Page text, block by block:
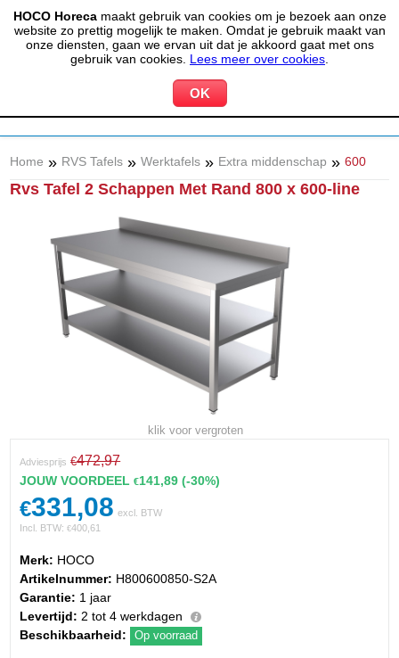
HOCO Horecamaakt gebruik van cookies om je bezoek aan onze
website zo prettig mogelijk te maken. Omdat je gebruik maakt van
onze diensten, gaan we ervan uit dat je akkoord gaat met ons
gebruik van cookies. Lees meer over cookies
(020) 497 6325 info@hocohoreca.nl
MIJN ACCOUNT 0 WINKELWAGEN
Home » RVS Tafels » Werktafels » Extra middenschap » 600
Rvs Tafel 2 Schappen Met Rand 800 x 600-line
klik voor vergroten
Adviesprijs €472,97
JOUW VOORDEEL€141,89 (-30%)
€331,08 excl. BTW
Incl. BTW:€400,61
Merk: HOCO
Artikelnummer: H800600850-S2A
Garantie: 1 jaar
Levertijd: 2 tot 4 werkdagen
Beschikbaarheid:
Op voorraad